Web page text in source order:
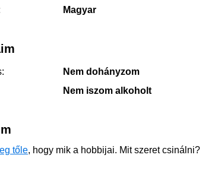
Magyar
Nem dohányzom
Nem iszom alkoholt
tőle, hogy mik a hobbijai. Mit szeret csinálni?